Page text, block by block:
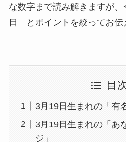
な数字まで読み解きますが
日」とポイントを絞ってお伝
目
3月19日生まれの「有
3月19日生まれの「あ
ジ」